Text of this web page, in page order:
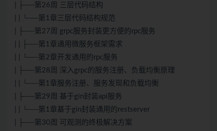
| ├──第26周 三层代码结构
| | └──第1章三层代码结构规范
| ├──第27周 grpc服务封装更方便的rpc服务
| | ├──第1章通用微服务框架需求
| | └──第2章开发通用的rpc服务
| ├──第28周 深入grpc的服务注册、负载均衡原理
| | └──第1章服务注册、服务发现和负载均衡
| ├──第29周 基于gin封装api服务
| | └──第1章基于gin封装通用的restserver
| ├──第30周 可观测的终极解决方案